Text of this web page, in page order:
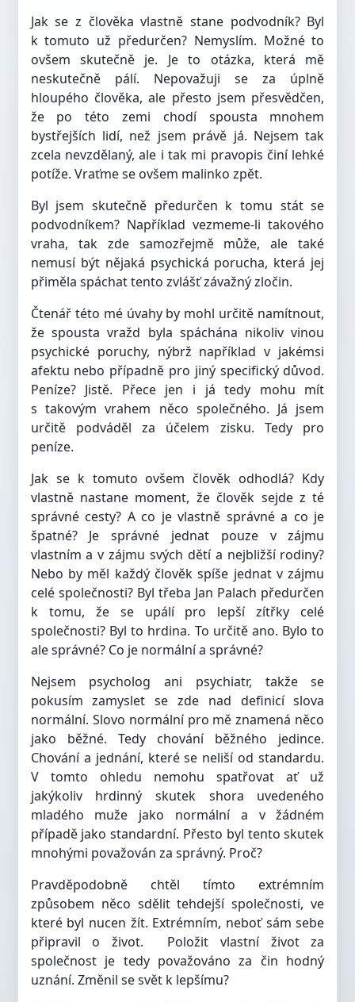
Jak se z člověka vlastně stane podvodník? Byl
k tomuto už předurčen? Nemyslím. Možné to
ovšem skutečně je. Je to otázka, která mě
neskutečně pálí. Nepovažuji se za úplně
hloupého člověka, ale přesto jsem přesvědčen,
že po této zemi chodí spousta mnohem
bystřejších lidí, než jsem právě já. Nejsem tak
zcela nevzdělaný, ale i tak mi pravopis činí lehké
potíže. Vraťme se ovšem malinko zpět.
Byl jsem skutečně předurčen k tomu stát se
podvodníkem? Například vezmeme-li takového
vraha, tak zde samozřejmě může, ale také
nemusí být nějaká psychická porucha, která jej
přiměla spáchat tento zvlášť závažný zločin.
Čtenář této mé úvahy by mohl určitě namítnout,
že spousta vražd byla spáchána nikoliv vinou
psychické poruchy, nýbrž například v jakémsi
afektu nebo případně pro jiný specifický důvod.
Peníze? Jistě. Přece jen i já tedy mohu mít
s takovým vrahem něco společného. Já jsem
určitě podváděl za účelem zisku. Tedy pro
peníze.
Jak se k tomuto ovšem člověk odhodlá? Kdy
vlastně nastane moment, že člověk sejde z té
správné cesty? A co je vlastně správné a co je
špatné? Je správné jednat pouze v zájmu
vlastním a v zájmu svých dětí a nejbližší rodiny?
Nebo by měl každý člověk spíše jednat v zájmu
celé společnosti? Byl třeba Jan Palach předurčen
k tomu, že se upálí pro lepší zítřky celé
společnosti? Byl to hrdina. To určitě ano. Bylo to
ale správné? Co je normální a správné?
Nejsem psycholog ani psychiatr, takže se
pokusím zamyslet se zde nad definicí slova
normální. Slovo normální pro mě znamená něco
jako běžné. Tedy chování běžného jedince.
Chování a jednání, které se neliší od standardu.
V tomto ohledu nemohu spatřovat ať už
jakýkoliv hrdinný skutek shora uvedeného
mladého muže jako normální a v žádném
případě jako standardní. Přesto byl tento skutek
mnohými považován za správný. Proč?
Pravděpodobně chtěl tímto extrémním
způsobem něco sdělit tehdejší společnosti, ve
které byl nucen žít. Extrémním, neboť sám sebe
připravil o život.
Položit vlastní život za
společnost je tedy považováno za čin hodný
uznání. Změnil se svět k lepšímu?